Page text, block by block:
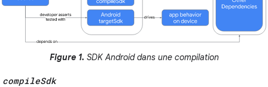
Figure 1. SDK Android dans une compilation
compileSdk